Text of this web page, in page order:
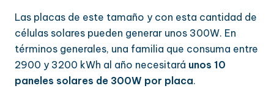
Las placas de este tamaño y con esta cantidad de
células solares pueden generar unos 300W. En
términos generales, una familia que consuma entre
2900 y 3200 kWh al año necesitará unos 10
paneles solares de 300W por placa.